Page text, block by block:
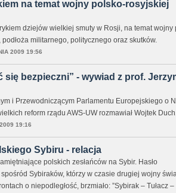
na temat wojny polsko-rosyjskiej
dziejów wielkiej smuty w Rosji, na temat wojny
militarnego, politycznego oraz skutków.
2009 19:56
się bezpieczni” - wywiad z prof.
i Przewodniczącym Parlamentu Europejskiego o
reform rządu AWS-UW rozmawiał Wojtek
19:16
Sybiru - relacja
polskich zesłańców na Sybir. Hasło
Sybiraków, którzy w czasie drugiej wojny
o niepodległość, brzmiało: ”Sybirak – Tułacz –